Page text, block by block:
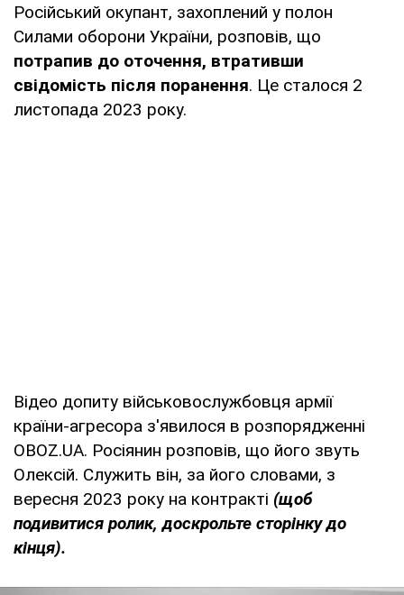
Російський окупант, захоплений у полон
Силами оборони України, розповів, що
потрапив до оточення, втративши
свідомість після поранення. Це сталося 2
листопада 2023 року.
Відео допиту військовослужбовця армії
країни-агресора з'явилося в розпорядженні
OBOZ.UA. Росіянин розповів, що його звуть
Олексій. Служить він, за його словами, з
вересня 2023 року на контракті (щоб
подивитися ролик, доскрольте сторінку до
кінця).